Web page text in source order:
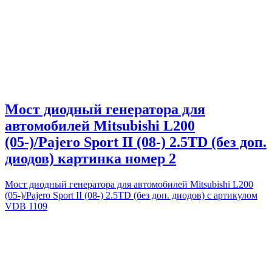
Мост диодный генератора для
автомобилей Mitsubishi L200
(05-)/Pajero Sport II (08-) 2.5TD (без доп.
диодов) картинка номер 2
Мост диодный генератора для автомобилей Mitsubishi L200
(05-)/Pajero Sport II (08-) 2.5TD (без доп. диодов) с артикулом
VDB 1109